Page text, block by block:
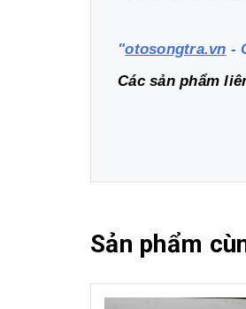
"otosongtra.vn -
Các sản phẩm
Sản phẩm